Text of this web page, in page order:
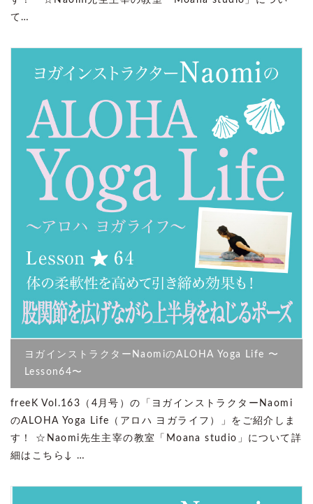
て…
ヨガインストラクターNaomiのALOHA Yoga Life 〜
Lesson64〜
freeK Vol.163（4月号）の「ヨガインストラクターNaomi
のALOHA Yoga Life（アロハ ヨガライフ）」をご紹介しま
す！ ☆Naomi先生主宰の教室「Moana studio」について詳
細はこちら↓ …